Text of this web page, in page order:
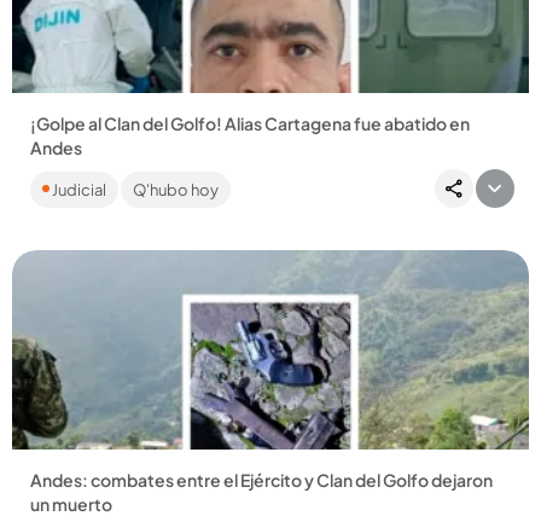
¡Golpe al Clan del Golfo! Alias Cartagena fue abatido en
Andes
Este hombre, señalado cabecilla del Clan del Golfo en Andes
y Jardín, se enfrentó a miembros de la Fuerza Pública desde
Judicial Q'hubo hoy
Compartir Noticia
Andes: combates entre el Ejército y Clan del Golfo dejaron
un muerto